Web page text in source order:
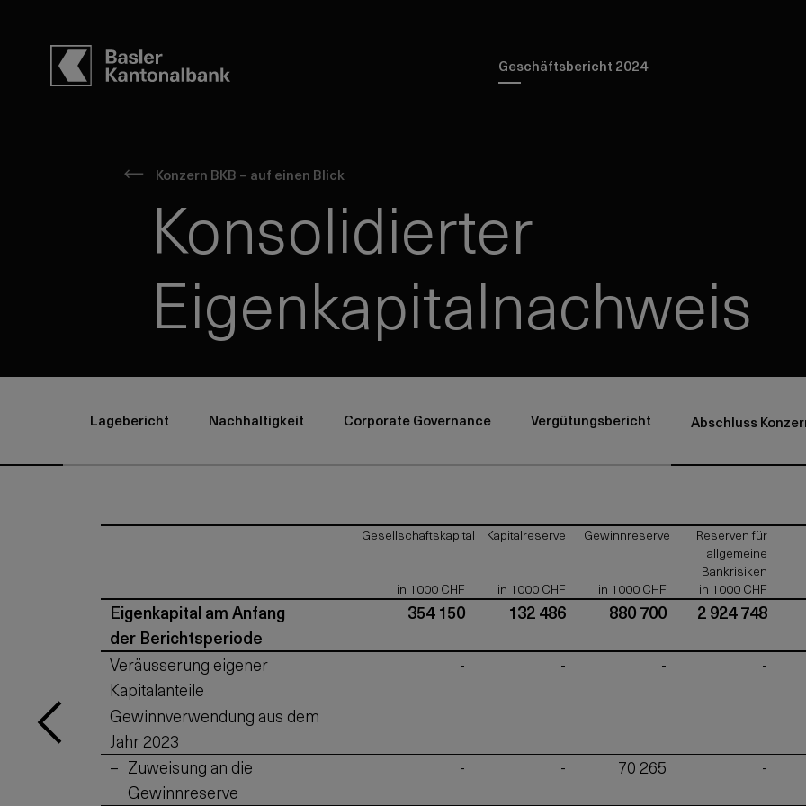
Geschäftsbericht 2024
Konzern BKB – auf einen Blick
Konsolidierter
Eigenkapitalnachweis
Lagebericht Nachhaltigkeit Corporate Governance Vergütungsbericht Abschluss
Gesellschaftskapital Kapitalreserve Gewinnreserve
Reserven für
allgemeine
Bankrisiken
in 1000 CHF
in 1000 CHF in 1000 CHF in 1000 CHF
Eigenkapital am Anfang
der Berichtsperiode
354 150 132 486 880 700 2 924 748
Veräusserung eigener
Kapitalanteile
- - - -
Gewinnverwendung aus dem
Jahr 2023
Zuweisung an die
Gewinnreserve
- - 70 265 -